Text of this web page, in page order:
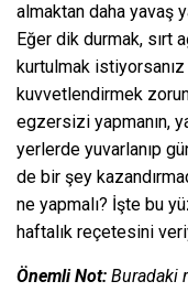
almaktan daha yavaş
Eğer dik durmak, sırt
kurtulmak istiyorsanız
kuvvetlendirmek
egzersizi yapmanın,
yerlerde yuvarlanıp
de bir şey
ne yapmalı? İşte bu
haftalık reçetesini
Önemli Not: Buradaki